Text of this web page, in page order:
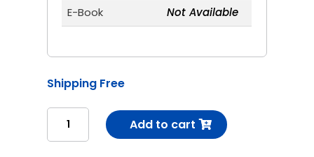
E-Book
Not Available
Shipping Free
Add to cart